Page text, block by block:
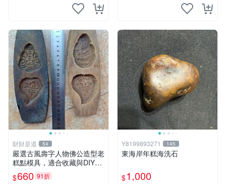
財財是道 54
嚴選古風壽字人物佛公造型老
糕點模具，適合收藏與DIY創
作 餐桌用品 壽宴喜慶
$660 91折
Y8199893271 145
東海岸年糕海洗石
$1,000